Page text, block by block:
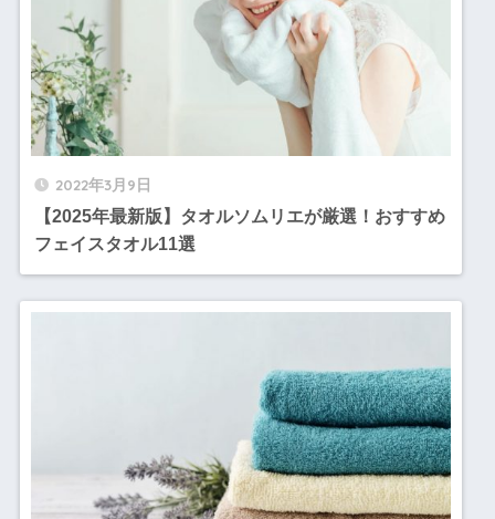
2022年3月9日
【2025年最新版】タオルソムリエが厳選！おすすめ
フェイスタオル11選